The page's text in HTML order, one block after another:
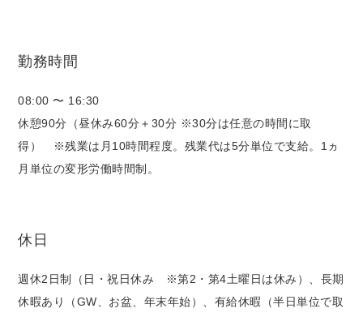
勤務時間
08:00 〜 16:30
休憩90分（昼休み60分＋30分 ※30分は任意の時間に取
得） ※残業は月10時間程度。残業代は5分単位で支給。1ヵ
月単位の変形労働時間制。
休日
週休2日制（日・祝日休み ※第2・第4土曜日は休み）、長期
休暇あり（GW、お盆、年末年始）、有給休暇（半日単位で取